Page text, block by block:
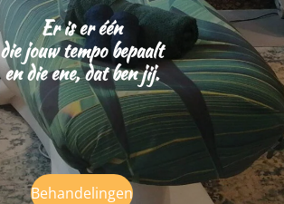
Er is er één
die jouw tempo bepaalt
en die ene, dat ben jij.
Behandelingen